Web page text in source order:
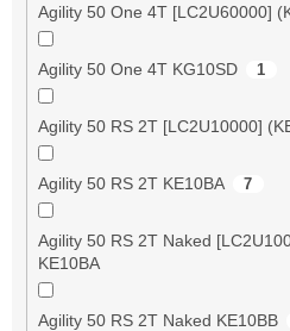
Agility 50 One 4T [LC2U60000]
Agility 50 One 4T KG10SD 1
Agility 50 RS 2T [LC2U10000]
Agility 50 RS 2T KE10BA 7
Agility 50 RS 2T Naked
KE10BA
Agility 50 RS 2T Naked KE10BB